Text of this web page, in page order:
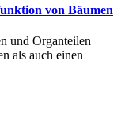
von Bäumen
und Organteilen
als auch einen